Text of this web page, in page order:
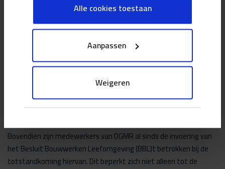
Alle cookies toestaan
Aanpassen
Weigeren
Kennis van het Besluit Bouwwerken
Leefomgeving (BBL)
Leefomgeving (BBL) en de daarin aangewezen normen. Deze is
opgebouwd door onze jarenlange adviespraktijk in bouwfysica,
Bovendien zijn medewerkers van DGMR al sinds de invoering van
het Besluit Bouwwerken Leefomgeving (BBL)t betrokken bij de
totstandkoming hiervan. Dit beperkt zich niet alleen tot de